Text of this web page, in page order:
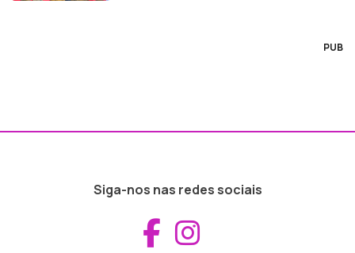
PUB
Siga-nos nas redes sociais
Aceder ao